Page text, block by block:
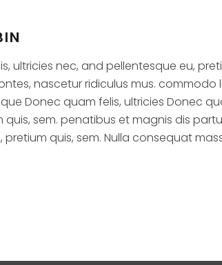
ultricies nec, and pellentesque eu,
nascetur ridiculus mus. commodo
Donec quam felis, ultricies Donec
quis, sem. penatibus et magnis dis
quis, sem. Nulla consequat